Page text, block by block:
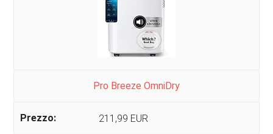
Pro Breeze OmniDry
211,99 EUR